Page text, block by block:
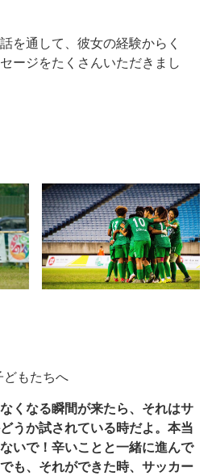
を通して、彼女の経験からく
ージをたくさんいただきまし
どもたちへ
くなる瞬間が来たら、それはサ
うか試されている時だよ。本当
いで！辛いことと一緒に進んで
も、それができた時、サッカー